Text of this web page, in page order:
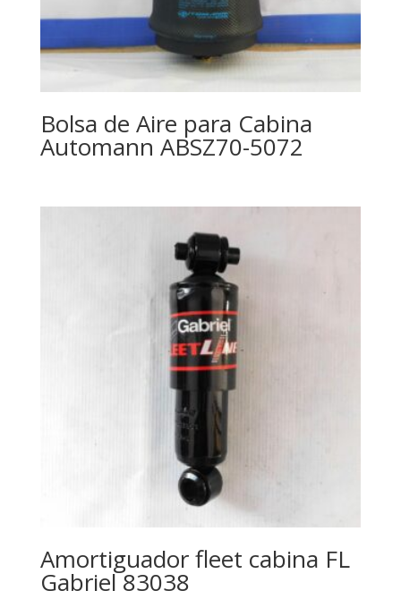
Bolsa de Aire para Cabina
Automann ABSZ70-5072
Amortiguador fleet cabina FL
Gabriel 83038